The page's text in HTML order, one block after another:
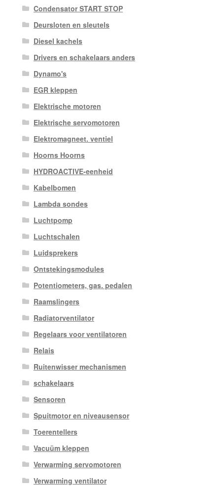
Condensator START STOP
Deursloten en sleutels
Diesel kachels
Drivers en schakelaars anders
Dynamo's
EGR kleppen
Elektrische motoren
Elektrische servomotoren
Elektromagneet. ventiel
Hoorns Hoorns
HYDROACTIVE-eenheid
Kabelbomen
Lambda sondes
Luchtpomp
Luchtschalen
Luidsprekers
Ontstekingsmodules
Potentiometers, gas. pedalen
Raamslingers
Radiatorventilator
Regelaars voor ventilatoren
Relais
Ruitenwisser mechanismen
schakelaars
Sensoren
Spuitmotor en niveausensor
Toerentellers
Vacuüm kleppen
Verwarming servomotoren
Verwarming ventilator